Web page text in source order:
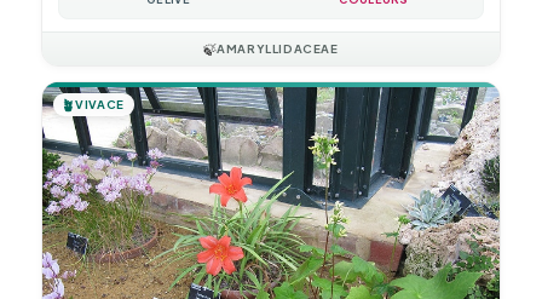
🍃AMARYLLIDACEAE
🪴VIVACE